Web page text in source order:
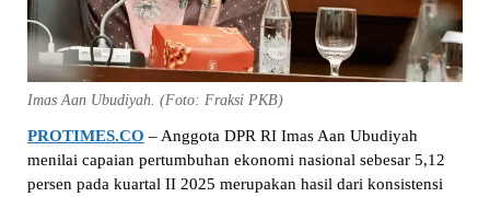
Imas Aan Ubudiyah. (Foto: Fraksi PKB)
PROTIMES.CO – Anggota DPR RI Imas Aan Ubudiyah
menilai capaian pertumbuhan ekonomi nasional sebesar 5,12
persen pada kuartal II 2025 merupakan hasil dari konsistensi